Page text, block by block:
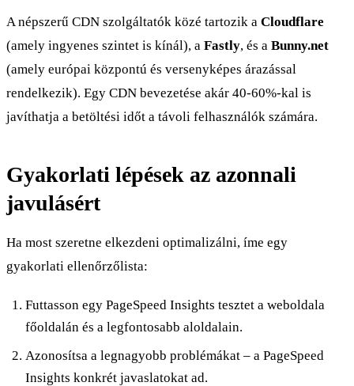
A népszerű CDN szolgáltatók közé tartozik a Cloudflare
(amely ingyenes szintet is kínál), a Fastly, és a Bunny.net
(amely európai központú és versenyképes árazással
rendelkezik). Egy CDN bevezetése akár 40-60%-kal is
javíthatja a betöltési időt a távoli felhasználók számára.
Gyakorlati lépések az azonnali
javulásért
Ha most szeretne elkezdeni optimalizálni, íme egy
gyakorlati ellenőrzőlista:
Futtasson egy PageSpeed Insights tesztet a weboldala
főoldalán és a legfontosabb aloldalain.
Azonosítsa a legnagyobb problémákat – a PageSpeed
Insights konkrét javaslatokat ad.